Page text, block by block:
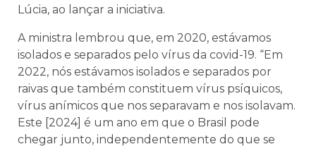
Lúcia, ao lançar a iniciativa.
A ministra lembrou que, em 2020, estávamos
isolados e separados pelo vírus da covid-19. “Em
2022, nós estávamos isolados e separados por
raivas que também constituem vírus psíquicos,
vírus anímicos que nos separavam e nos isolavam.
Este [2024] é um ano em que o Brasil pode
chegar junto, independentemente do que se